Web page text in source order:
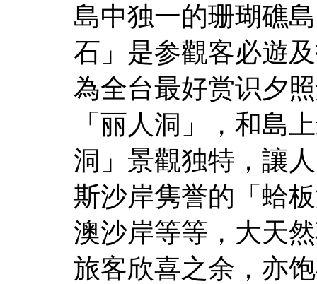
島中独一的珊瑚礁
石」是参觀客必遊
為全台最好赏识夕
「丽人洞」，和島
洞」景觀独特，讓
斯沙岸隽誉的「蛤
澳沙岸等等，大天
旅客欣喜之余，亦